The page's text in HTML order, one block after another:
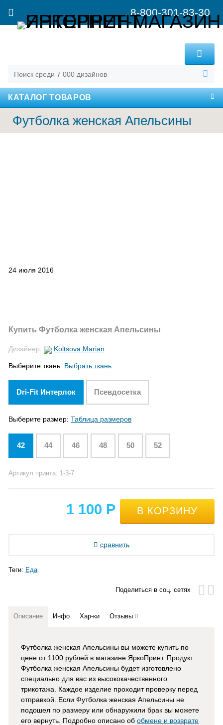
8-800-301-83-30
КАТАЛОГ ТОВАРОВ
Футболка женская Апельсины
24 июля 2016
Купить Футболка женская Апельсины
Дизайнер: Koltsova Marian
Выберите ткань: Выбрать ткань
Dri-Fit Интерлок Псевдосетка
Выберите размер:Таблица размеров
42 44 46 48 50 52
Артикул принта: 1-3-7
1 100 Р
сравнить
Теги: Еда
Поделиться в соц. сетях
Описание Инфо Хар-ки Отзывы0
Футболка женская Апельсины вы можете купить по
цене от 1100 рублей в магазине ЯркоПринт. Продукт
Футболка женская Апельсины будет изготовлено
специально для вас из высококачественного
трикотажа. Каждое изделие проходит проверку перед
отправкой. Если Футболка женская Апельсины не
подошел по размеру или обнаружили брак вы можете
его вернуть. Подробно описано обобмене и возврате